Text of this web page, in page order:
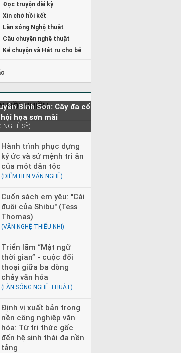
Đọc truyện dài kỳ
Xin chờ hồi kết
Làn sóng Nghệ thuật
Câu chuyện nghệ thuật
Kể chuyện và Hát ru cho bé
HỒI NHIỀU
Bỉnh Sơn: Cây đa cổ
họa sơn mài
NGHỆ SỸ)
Hành trình phục dựng
ký ức và sứ mệnh tri ân
của một dân tộc
(ĐIỂM HẸN VĂN NGHỆ)
Cuốn sách em yêu: "Cái
đuôi của Shibu" (Tess
Thomas)
(VĂN NGHỆ THIẾU NHI)
Triển lãm “Mật ngữ
thời gian” - cuộc đối
thoại giữa ba dòng
chảy văn hóa
(LÀN SÓNG NGHỆ THUẬT)
Định vị xuất bản trong
nền công nghiệp văn
hóa: Từ tri thức gốc
đến hệ sinh thái đa nền
tảng